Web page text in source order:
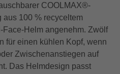
COOLMAX®-
aus 100 % recyceltem
Face-Helm angenehm. Zwölf
für einen kühlen Kopf, wenn
Zwischenanstiegen auf
Das Helmdesign passt